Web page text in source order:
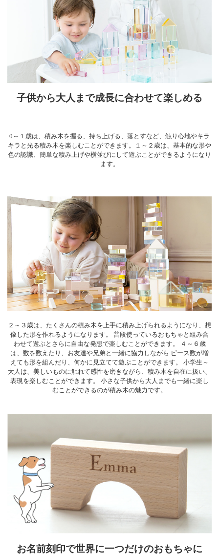
子供から大人まで成長に合わせて楽しめる
0～１歳は、積み木を握る、持ち上げる、落とすなど、触り心地やキラ
キラと光る積み木を楽しむことができます。１～２歳は、基本的な形や
色の認識、簡単な積み上げや横並びにして遊ぶことができるようになり
ます。
２～３歳は、たくさんの積み木を上手に積み上げられるようになり、想
像した形を作れるようになります。 普段使っているおもちゃと組み合
わせて遊ぶとさらに自由な発想で楽しむことができます。 ４～６歳
は、数を数えたり、お友達や兄弟と一緒に協力しながら ピース数が増
えても形を組んだり、何かに見立てて遊ぶことができます。 小学生～
大人は、美しいものに触れて感性を磨きながら、積み木を自在に扱い、
表現を楽しむことができます。 小さな子供から大人までも一緒に楽し
むことができるのが積み木の魅力です。
お名前刻印で世界に一つだけのおもちゃに